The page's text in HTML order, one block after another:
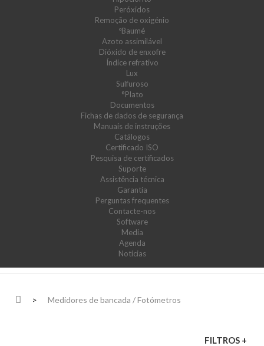
Peróxidos
Remoção de oxigénio
ºBaumé
Azoto assimilável
Dióxido de enxofre
Índice refrativo
Lux
Sulfuroso
°Plato
Documentos
Fichas de dados de segurança
Manuais de instruções
Catálogos
Certificado ISO
Pesquisa de certificados
Suporte
Assistência técnica
Garantia
Perguntas frequentes
Contacte-nos
Software
Media
Agenda
Notícias
> Medidores de bancada / Fotómetros
FILTROS +